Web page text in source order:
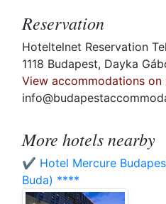
Reservation
Hoteltelnet Reservation
1118 Budapest, Dayka
View accommodations on
More hotels nearby
✔️ Hotel Mercure
Buda) ****